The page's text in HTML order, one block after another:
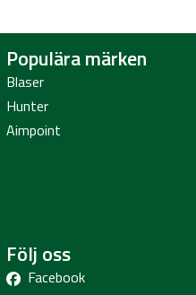
Populära märken
Blaser
Hunter
Aimpoint
Följ oss
Facebook